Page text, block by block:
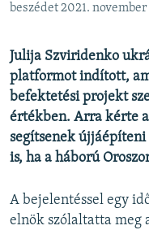
Valamennyi RFE/
beszédet 2021.
Julija Szviridenko
platformot indított,
befektetési projekt
értékben. Arra kérte
segítsenek újjáépíteni
is, ha a háború
A bejelentéssel egy
elnök szólaltatta meg